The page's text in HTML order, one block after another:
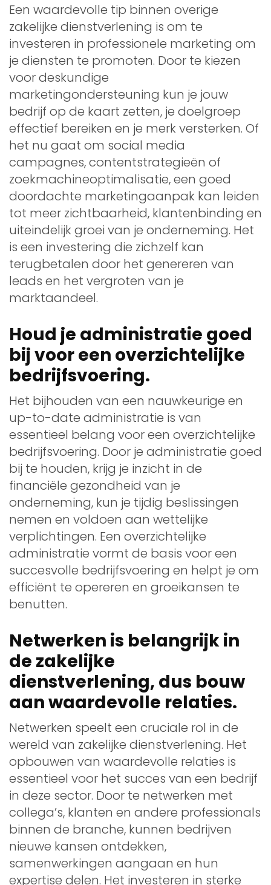
Een waardevolle tip binnen overige
zakelijke dienstverlening is om te
investeren in professionele marketing om
je diensten te promoten. Door te kiezen
voor deskundige
marketingondersteuning kun je jouw
bedrijf op de kaart zetten, je doelgroep
effectief bereiken en je merk versterken. Of
het nu gaat om social media
campagnes, contentstrategieën of
zoekmachineoptimalisatie, een goed
doordachte marketingaanpak kan leiden
tot meer zichtbaarheid, klantenbinding en
uiteindelijk groei van je onderneming. Het
is een investering die zichzelf kan
terugbetalen door het genereren van
leads en het vergroten van je
marktaandeel.
Houd je administratie goed
bij voor een overzichtelijke
bedrijfsvoering.
Het bijhouden van een nauwkeurige en
up-to-date administratie is van
essentieel belang voor een overzichtelijke
bedrijfsvoering. Door je administratie goed
bij te houden, krijg je inzicht in de
financiële gezondheid van je
onderneming, kun je tijdig beslissingen
nemen en voldoen aan wettelijke
verplichtingen. Een overzichtelijke
administratie vormt de basis voor een
succesvolle bedrijfsvoering en helpt je om
efficiënt te opereren en groeikansen te
benutten.
Netwerken is belangrijk in
de zakelijke
dienstverlening, dus bouw
aan waardevolle relaties.
Netwerken speelt een cruciale rol in de
wereld van zakelijke dienstverlening. Het
opbouwen van waardevolle relaties is
essentieel voor het succes van een bedrijf
in deze sector. Door te netwerken met
collega’s, klanten en andere professionals
binnen de branche, kunnen bedrijven
nieuwe kansen ontdekken,
samenwerkingen aangaan en hun
expertise delen. Het investeren in sterke